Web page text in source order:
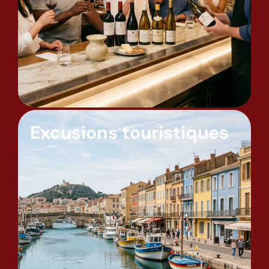
Excusions touristiques